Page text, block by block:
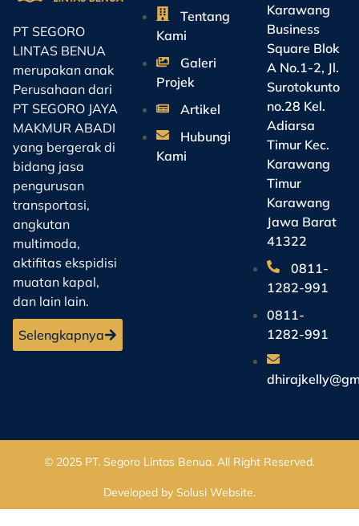
PT SEGORO
LINTAS BENUA
merupakan anak
Perusahaan dari
PT SEGORO JAYA
MAKMUR ABADI
yang bergerak di
bidang jasa
pengurusan
transportasi,
angkutan
multimoda,
aktifitas ekspidisi
muatan kapal,
dan lain lain.
Selengkapnya
Tentang
Kami
Galeri
Projek
Artikel
Hubungi
Kami
Karawang
Business
Square Blok
A No.1-2, Jl.
Surotokunto
no.28 Kel.
Adiarsa
Timur Kec.
Karawang
Timur
Karawang
Jawa Barat
41322
0811-
1282-991
0811-
1282-991
© 2025 PT. Segoro Lintas Benua. All Right Reserved.
Developed by Solusi Website.